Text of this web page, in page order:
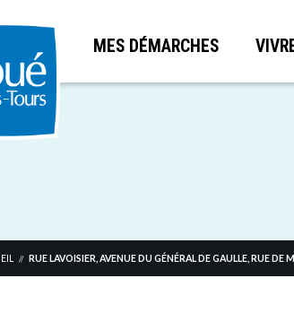
MES DÉMARCHES
// RUE LAVOISIER, AVENUE DU GÉNÉRAL DE GAULLE, RUE